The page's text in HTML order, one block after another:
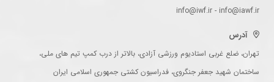
info@iwf.ir - info@iawf.ir
آدرس
تهران، ضلع غربی استادیوم ورزشی آزادی، بالاتر از درب کمپ تیم های ملی،
ساختمان شهید جعفر جنگروی، فدراسیون کشتی جمهوری اسلامی ایران